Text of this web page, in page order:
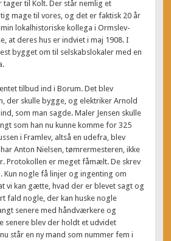
tager til Kolt. Der står nemlig et
mage til vores, og det er faktisk 20 år
lokalhistoriske kollega i Ormslev-
at deres hus er indviet i maj 1908. I
bygget om til selskabslokaler med en
tilbud ind i Borum. Det blev
der skulle bygge, og elektriker Arnold
som man sagde. Maler Jensen skulle
som han nu kunne komme for 325
i Framlev, altså en udefra, blev
Anton Nielsen, tømrermesteren, ikke
Protokollen er meget fåmælt. De skrev
Kun nogle få linjer og ingenting om
vi kan gætte, hvad der er blevet sagt og
fald nogle, der kan huske nogle
senere med håndværkere og
senere blev der holdt et udvidet
står en ny mand som nummer fem i